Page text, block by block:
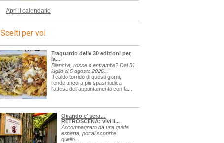
Apri il calendario
Scelti per voi
Traguardo delle 30 edizioni per
la...
Bianche, rosse o entrambe? Dal 31
luglio al 5 agosto 2026...
Il caldo torrido di questi giorni,
rende ancora più spasmodica
l'attesa dell'appuntamento con la...
Quando e' sera…
RETROSCENA: vivi il...
Accompagnato da una guida
esperta, potrai scoprire
quello...